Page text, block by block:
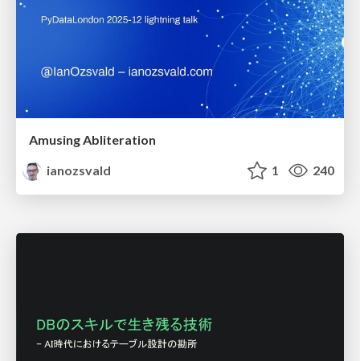
Amusing Abliteration
ianozsvald
1 240